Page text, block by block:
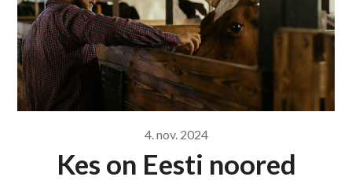
4. nov. 2024
Kes on Eesti noored